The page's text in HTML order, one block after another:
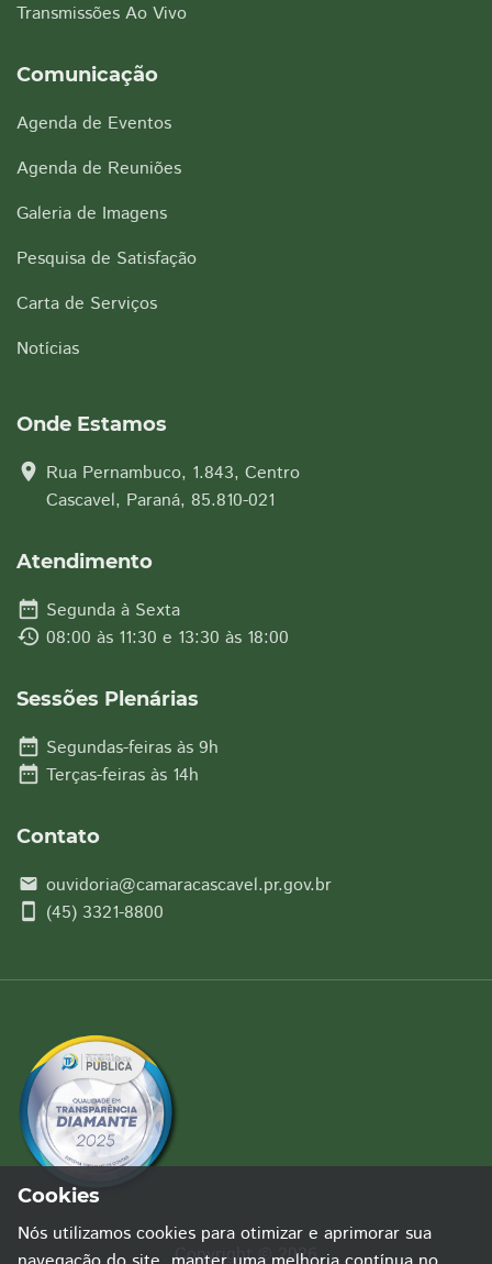
Transmissões Ao Vivo
Comunicação
Agenda de Eventos
Agenda de Reuniões
Galeria de Imagens
Pesquisa de Satisfação
Carta de Serviços
Notícias
Onde Estamos
location_on Rua Pernambuco, 1.843, Centro
Cascavel, Paraná, 85.810-021
Atendimento
date_range Segunda à Sexta
history 08:00 às 11:30 e 13:30 às 18:00
Sessões Plenárias
date_range Segundas-feiras às 9h
date_range Terças-feiras às 14h
Contato
email ouvidoria@camaracascavel.pr.gov.br
smartphone (45) 3321-8800
Copyright © 2026
Cookies
Nós utilizamos cookies para otimizar e aprimorar sua